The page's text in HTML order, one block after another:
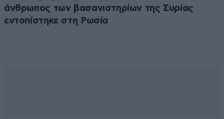
άνθρωπος των βασανιστηρίων της Συρίας
εντοπίστηκε στη Ρωσία